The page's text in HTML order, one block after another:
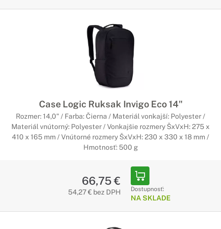
Case Logic Ruksak Invigo Eco 14"
Rozmer: 14,0" / Farba: Čierna / Materiál vonkajší: Polyester /
Materiál vnútorný: Polyester / Vonkajšie rozmery ŠxVxH: 275 x
410 x 165 mm / Vnútorné rozmery ŠxVxH: 230 x 330 x 18 mm /
Hmotnosť: 500 g
66,75 €
54,27 € bez DPH Dostupnosť:
NA SKLADE